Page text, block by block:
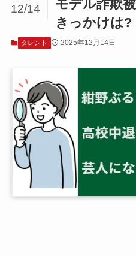
モデル詐欺
きっかけは?
12/14
タレント 2025年12月14日